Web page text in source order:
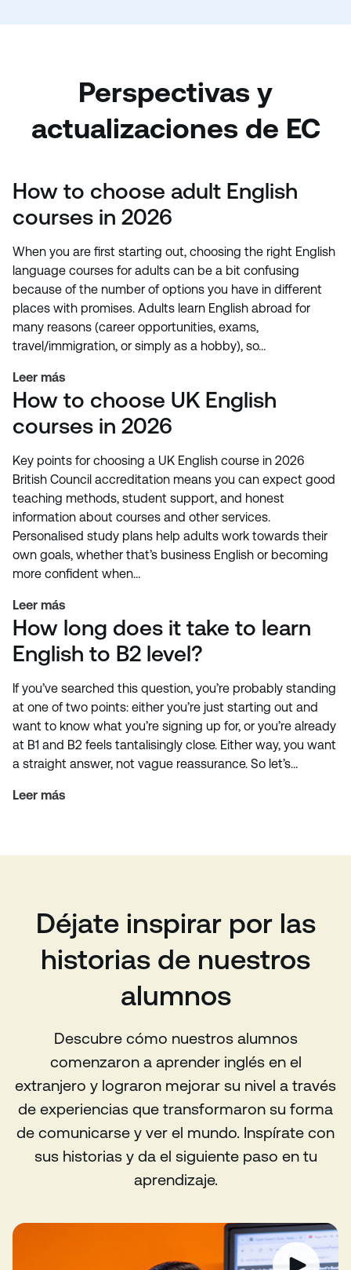
Perspectivas y
actualizaciones de EC
How to choose adult English
courses in 2026
When you are first starting out, choosing the right English
language courses for adults can be a bit confusing
because of the number of options you have in different
places with promises. Adults learn English abroad for
many reasons (career opportunities, exams,
travel/immigration, or simply as a hobby), so…
Leer más
How to choose UK English
courses in 2026
Key points for choosing a UK English course in 2026
British Council accreditation means you can expect good
teaching methods, student support, and honest
information about courses and other services.
Personalised study plans help adults work towards their
own goals, whether that’s business English or becoming
more confident when…
Leer más
How long does it take to learn
English to B2 level?
If you’ve searched this question, you’re probably standing
at one of two points: either you’re just starting out and
want to know what you’re signing up for, or you’re already
at B1 and B2 feels tantalisingly close. Either way, you want
a straight answer, not vague reassurance. So let’s…
Leer más
Déjate inspirar por las
historias de nuestros
alumnos
Descubre cómo nuestros alumnos
comenzaron a aprender inglés en el
extranjero y lograron mejorar su nivel a través
de experiencias que transformaron su forma
de comunicarse y ver el mundo. Inspírate con
sus historias y da el siguiente paso en tu
aprendizaje.